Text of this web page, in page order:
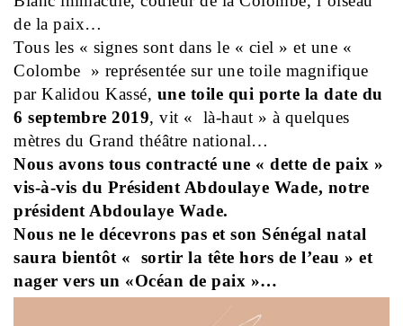
de la paix…
Tous les « signes sont dans le « ciel » et une «
Colombe » représentée sur une toile magnifique
par Kalidou Kassé, une toile qui porte la date du
6 septembre 2019, vit « là-haut » à quelques
mètres du Grand théâtre national…
Nous avons tous contracté une « dette de paix »
vis-à-vis du Président Abdoulaye Wade, notre
président Abdoulaye Wade.
Nous ne le décevrons pas et son Sénégal natal
saura bientôt « sortir la tête hors de l’eau » et
nager vers un «Océan de paix »…